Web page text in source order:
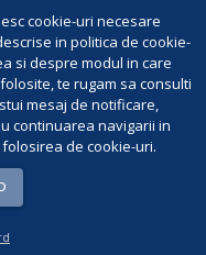
cookie-uri necesare
in politica de cookie-
si despre modul in care
te rugam sa consulti
mesaj de notificare,
continuarea navigarii in
de cookie-uri.